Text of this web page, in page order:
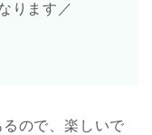
ります／
ので、楽しいで